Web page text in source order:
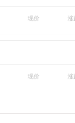
现价 涨
现价 涨